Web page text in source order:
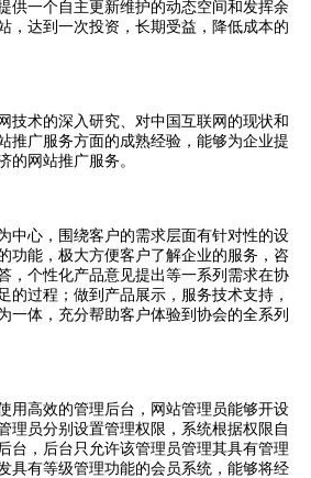
供一个自主更新维护的动态空间和发挥余
，达到一次投资，长期受益，降低成本的
术的深入研究、对中国互联网的现状和
推广服务方面的成熟经验，能够为企业提
的网站推广服务。
心，围绕客户的需求层面有针对性的设
功能，极大方便客户了解企业的服务，咨
，个性化产品意见提出等一系列需求在协
的过程；做到产品展示，服务技术支持，
一体，充分帮助客户体验到协会的全系列
高效的管理后台，网站管理员能够开设
理员分别设置管理权限，系统根据权限自
台，后台只允许该管理员管理其具有管理
具有等级管理功能的会员系统，能够将经